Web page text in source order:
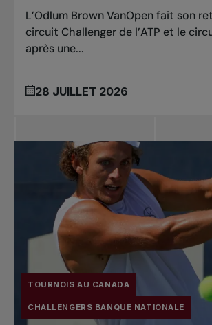
L’Odlum Brown VanOpen fait son
circuit Challenger de l’ATP et le
après une...
28 JUILLET 2026
TOURNOIS AU CANADA
CHALLENGERS BANQUE NATIONALE